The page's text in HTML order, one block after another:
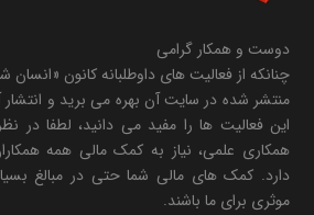
دوست و همکار گرامی
چنانکه از فعالیت های داوطلبانه کانون
منتشر شده در سایت آن بهره می برید و انتشار
این فعالیت ها را مفید می دانید، لطفا در نظر
همکاری علمی، نیاز به کمک مالی همه
دارد. کمک های مالی شما حتی در مبالغ
موثری برای ما باشند.